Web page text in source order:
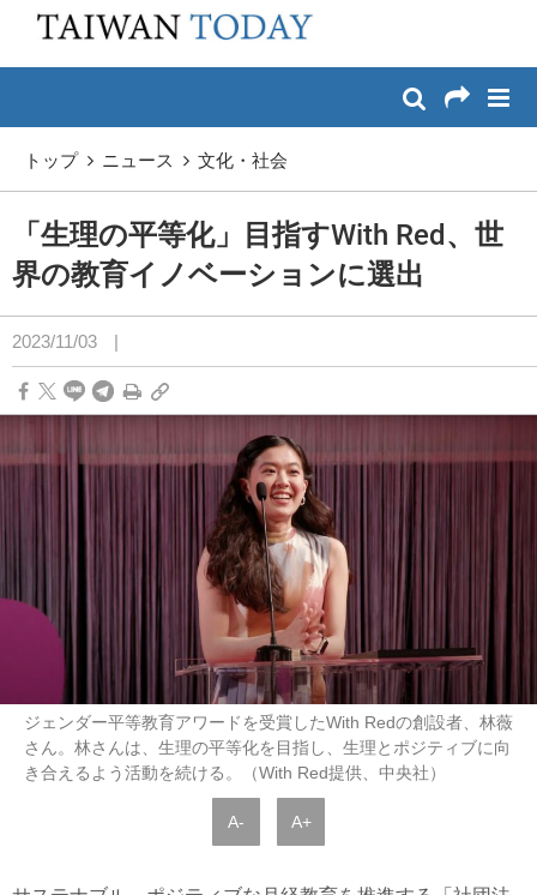
メイン コンテンツへスキップ
トップ ニュース 文化・社会
「生理の平等化」目指すWith Red、世
界の教育イノベーションに選出
2023/11/03 |
ジェンダー平等教育アワードを受賞したWith Redの創設者、林薇
さん。林さんは、生理の平等化を目指し、生理とポジティブに向
き合えるよう活動を続ける。（With Red提供、中央社）
A- A+